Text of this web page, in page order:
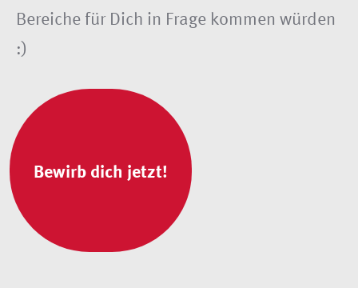
Bereiche für Dich in Frage kommen würden
:)
Bewirb dich jetzt!